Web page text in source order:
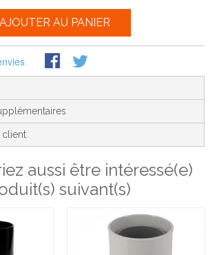
AJOUTER AU PANIER
client
aussi être intéressé(e)
suivant(s)